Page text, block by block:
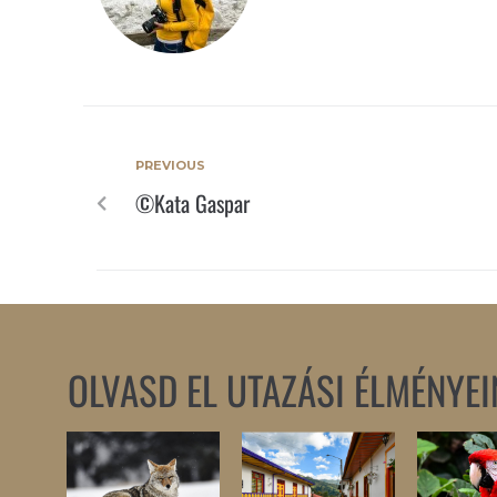
PREVIOUS
©Kata Gaspar
OLVASD EL UTAZÁSI